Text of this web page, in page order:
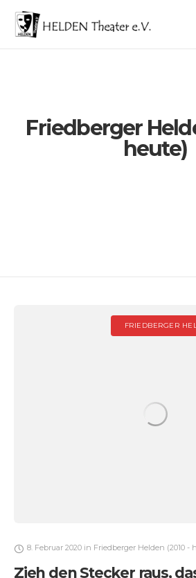
Friedberger
heute)
FRIEDBERGER
8. Februar 2020 in Friedberger Helden (2010 -
Zieh den Stecker raus,